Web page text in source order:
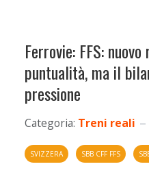
Ferrovie: FFS:
puntualità, ma il
pressione
Categoria: Treni reali
SVIZZERA SBB CFF FFS